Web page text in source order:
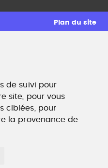
de suivi pour
site, pour vous
ciblées, pour
la provenance de
Plan du site